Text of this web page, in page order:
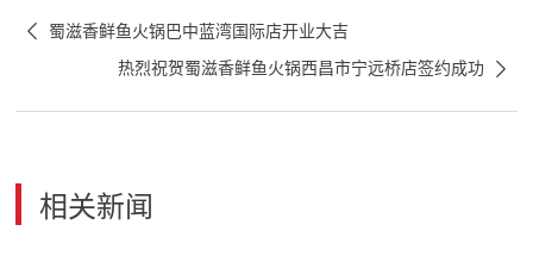
 蜀滋香鲜鱼火锅巴中蓝湾国际店开业大吉

热烈祝贺蜀滋香鲜鱼火锅西昌市宁远桥店签约成功
相关新闻